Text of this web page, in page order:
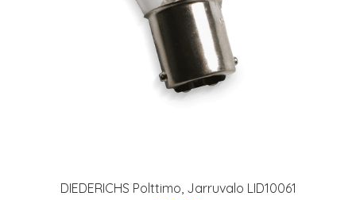
DIEDERICHS Polttimo, Jarruvalo LID10061